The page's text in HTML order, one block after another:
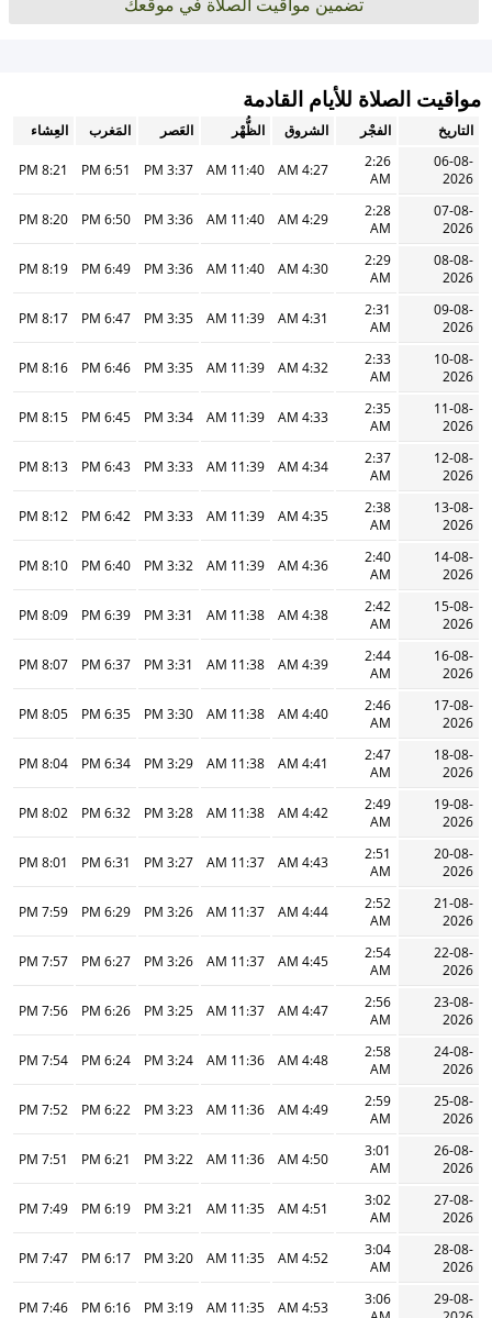
مواقيت الصلاة للأيام القادمة
التاريخ الفجْر الشروق الظُّهْر العَصر المَغرب
العِشاء
06-08-
2026
2:26
AM
4:27 AM
11:40 AM
3:37 PM
6:51 PM
8:21 PM
07-08-
2026
2:28
AM
4:29 AM
11:40 AM
3:36 PM
6:50 PM
8:20 PM
08-08-
2026
2:29
AM
4:30 AM
11:40 AM
3:36 PM
6:49 PM
8:19 PM
09-08-
2026
2:31
AM
4:31 AM
11:39 AM
3:35 PM
6:47 PM
8:17 PM
10-08-
2026
2:33
AM
4:32 AM
11:39 AM
3:35 PM
6:46 PM
8:16 PM
11-08-
2026
2:35
AM
4:33 AM
11:39 AM
3:34 PM
6:45 PM
8:15 PM
12-08-
2026
2:37
AM
4:34 AM
11:39 AM
3:33 PM
6:43 PM
8:13 PM
13-08-
2026
2:38
AM
4:35 AM
11:39 AM
3:33 PM
6:42 PM
8:12 PM
14-08-
2026
2:40
AM
4:36 AM
11:39 AM
3:32 PM
6:40 PM
8:10 PM
15-08-
2026
2:42
AM
4:38 AM
11:38 AM
3:31 PM
6:39 PM
8:09 PM
16-08-
2026
2:44
AM
4:39 AM
11:38 AM
3:31 PM
6:37 PM
8:07 PM
17-08-
2026
2:46
AM
4:40 AM
11:38 AM
3:30 PM
6:35 PM
8:05 PM
18-08-
2026
2:47
AM
4:41 AM
11:38 AM
3:29 PM
6:34 PM
8:04 PM
19-08-
2026
2:49
AM
4:42 AM
11:38 AM
3:28 PM
6:32 PM
8:02 PM
20-08-
2026
2:51
AM
4:43 AM
11:37 AM
3:27 PM
6:31 PM
8:01 PM
21-08-
2026
2:52
AM
4:44 AM
11:37 AM
3:26 PM
6:29 PM
7:59 PM
22-08-
2026
2:54
AM
4:45 AM
11:37 AM
3:26 PM
6:27 PM
7:57 PM
23-08-
2026
2:56
AM
4:47 AM
11:37 AM
3:25 PM
6:26 PM
7:56 PM
24-08-
2026
2:58
AM
4:48 AM
11:36 AM
3:24 PM
6:24 PM
7:54 PM
25-08-
2026
2:59
AM
4:49 AM
11:36 AM
3:23 PM
6:22 PM
7:52 PM
26-08-
2026
3:01
AM
4:50 AM
11:36 AM
3:22 PM
6:21 PM
7:51 PM
27-08-
2026
3:02
AM
4:51 AM
11:35 AM
3:21 PM
6:19 PM
7:49 PM
28-08-
2026
3:04
AM
4:52 AM
11:35 AM
3:20 PM
6:17 PM
7:47 PM
29-08-
3:06
4:53 AM
11:35 AM
3:19 PM
6:16 PM
7:46 PM